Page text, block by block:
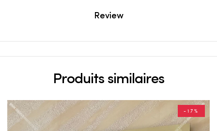
Review
Produits similaires
-17%